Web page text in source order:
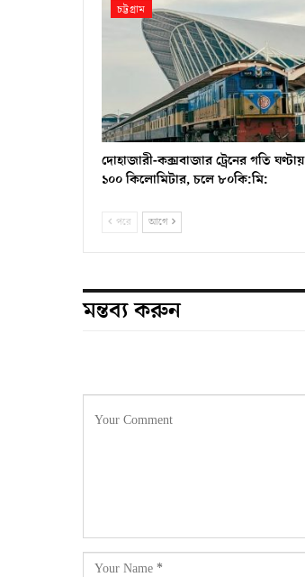
চট্টগ্রাম
দোহাজারী-কক্সবাজার ট্রেনের গতি ঘণ্টায়
১০০ কিলোমিটার, চলে ৮০কি:মি:
পরে আগে
মন্তব্য করুন